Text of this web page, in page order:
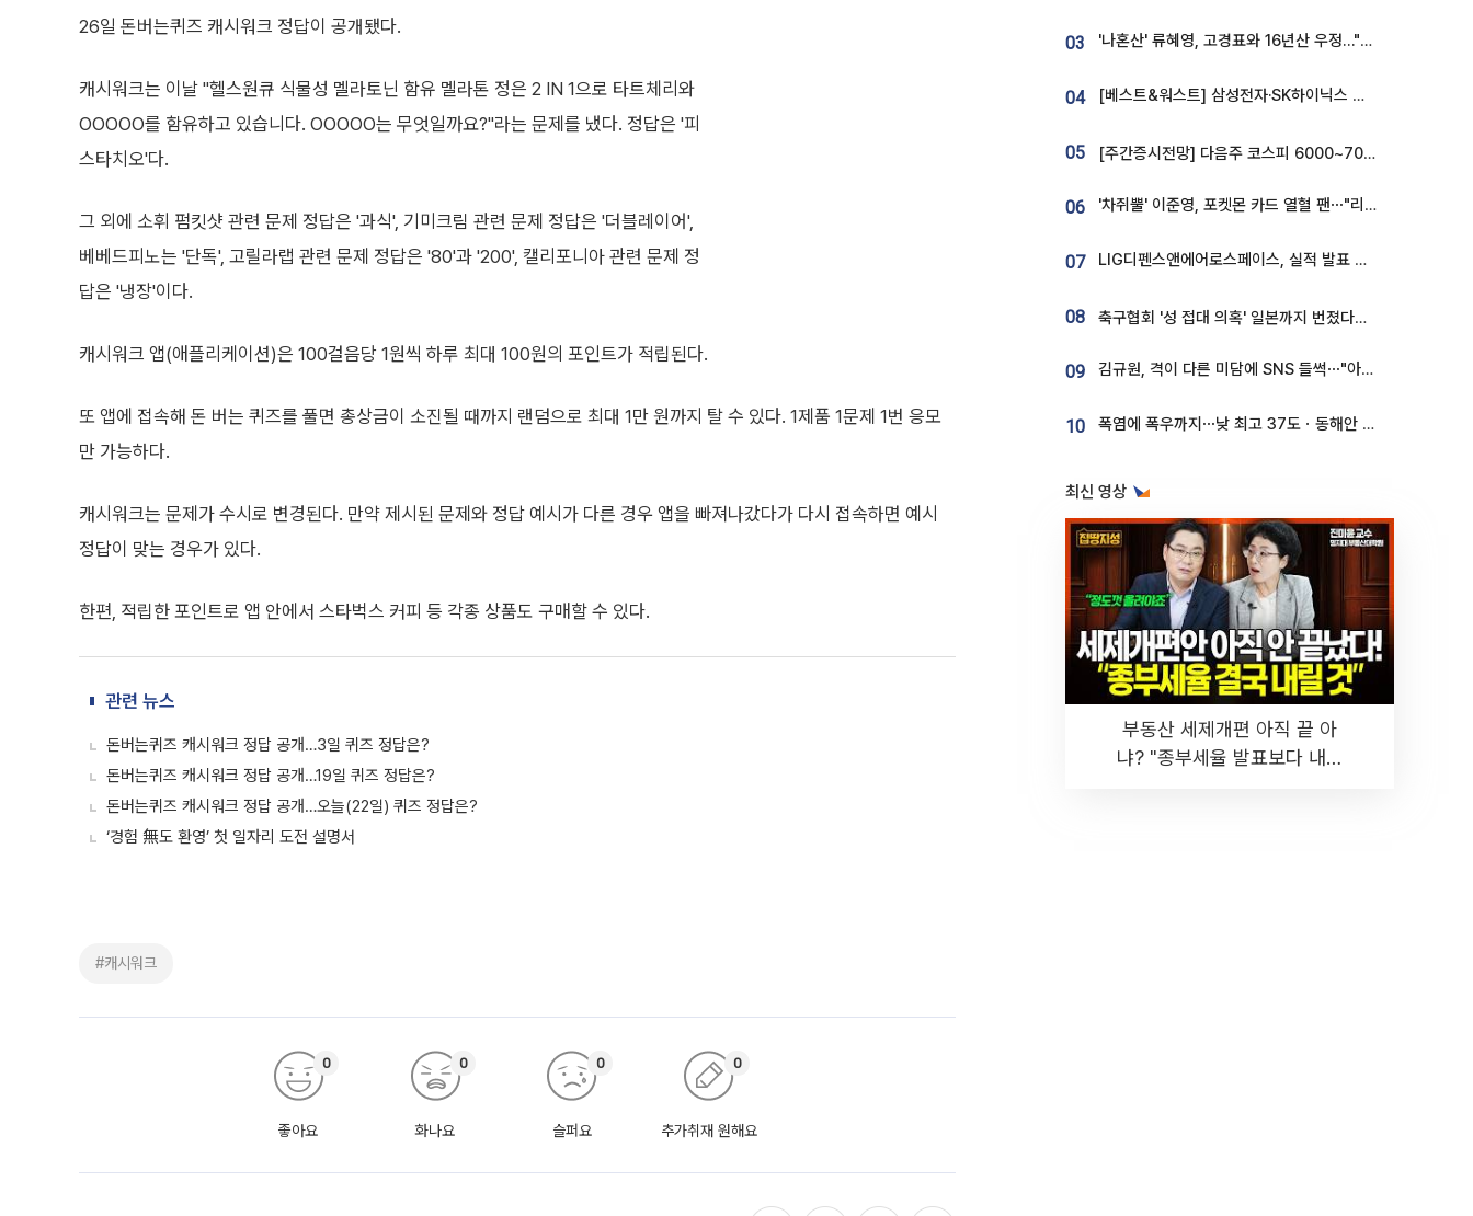
26일 돈버는퀴즈 캐시워크 정답이 공개됐다.
캐시워크는 이날 "헬스원큐 식물성 멜라토닌 함유 멜라톤 정은 2 IN 1으로 타트체리와
OOOOO를 함유하고 있습니다. OOOOO는 무엇일까요?"라는 문제를 냈다. 정답은 '피
스타치오'다.
그 외에 소휘 펌킷샷 관련 문제 정답은 '과식', 기미크림 관련 문제 정답은 '더블레이어',
베베드피노는 '단독', 고릴라랩 관련 문제 정답은 '80'과 '200', 캘리포니아 관련 문제 정
답은 '냉장'이다.
캐시워크 앱(애플리케이션)은 100걸음당 1원씩 하루 최대 100원의 포인트가 적립된다.
또 앱에 접속해 돈 버는 퀴즈를 풀면 총상금이 소진될 때까지 랜덤으로 최대 1만 원까지 탈 수 있다. 1제품 1문제 1번 응모
만 가능하다.
캐시워크는 문제가 수시로 변경된다. 만약 제시된 문제와 정답 예시가 다른 경우 앱을 빠져나갔다가 다시 접속하면 예시
정답이 맞는 경우가 있다.
한편, 적립한 포인트로 앱 안에서 스타벅스 커피 등 각종 상품도 구매할 수 있다.
관련 뉴스
돈버는퀴즈 캐시워크 정답 공개…3일 퀴즈 정답은?
돈버는퀴즈 캐시워크 정답 공개…19일 퀴즈 정답은?
돈버는퀴즈 캐시워크 정답 공개…오늘(22일) 퀴즈 정답은?
‘경험 無도 환영’ 첫 일자리 도전 설명서
#캐시워크
좋아요
0
화나요
0
슬퍼요
0
추가취재 원해요
0
03 '나혼산' 류혜영, 고경표와 16년산 우정…"자취방서 부모님과 마주쳐"
04 [베스트&워스트] 삼성전자·SK하이닉스 밀린 한 주…상상인증권은 85% 급등
05 [주간증시전망] 다음주 코스피 6000~7000⋯“外人 수급은 정책이 변수”
06 '차쥐뿔' 이준영, 포켓몬 카드 열혈 팬⋯"리셀러 처단할 것"
07 LIG디펜스앤에어로스페이스, 실적 발표 후 급락→반등⋯증권가 “28년까지 튼튼”
08 축구협회 '성 접대 의혹' 일본까지 번졌다…日 심판 실명 공개
09 김규원, 격이 다른 미담에 SNS 들썩⋯"아이 속옷 빨고 졸업식도 참석"
10 폭염에 폭우까지⋯낮 최고 37도ㆍ동해안 강한 비 [날씨]
최신 영상
부동산 세제개편 아직 끝 아
냐? "종부세율 발표보다 내릴